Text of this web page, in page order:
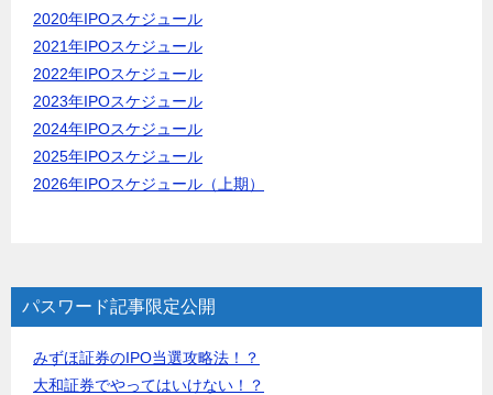
2020年IPOスケジュール
2021年IPOスケジュール
2022年IPOスケジュール
2023年IPOスケジュール
2024年IPOスケジュール
2025年IPOスケジュール
2026年IPOスケジュール（上期）
パスワード記事限定公開
みずほ証券のIPO当選攻略法！？
大和証券でやってはいけない！？